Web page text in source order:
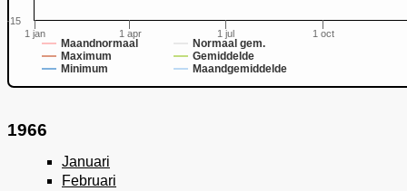
Maandnormaal
Normaal gem.
Maximum
Gemiddelde
Minimum
Maandgemiddelde
1 jan 1 apr 1 jul 1 oct
-15
1966
Januari
Februari